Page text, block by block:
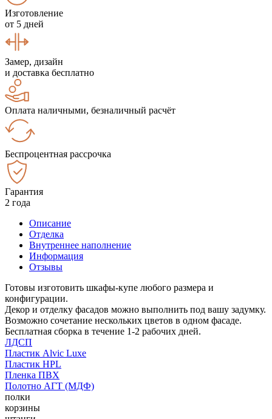
Изготовление
от 5 дней
Замер, дизайн
и доставка бесплатно
Оплата наличными, безналичный расчёт
Беспроцентная рассрочка
Гарантия
2 года
Описание
Отделка
Внутреннее наполнение
Информация
Отзывы
Готовы изготовить шкафы-купе любого размера и
конфигурации.
Декор и отделку фасадов можно выполнить под вашу задумку.
Возможно сочетание нескольких цветов в одном фасаде.
Бесплатная сборка в течение 1-2 рабочих дней.
ЛДСП
Пластик Alvic Luxe
Пластик HPL
Пленка ПВХ
Полотно АГТ (МДФ)
полки
корзины